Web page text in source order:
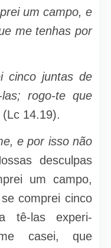
um campo, e
me tenhas por
cinco juntas de
rogo-te que
(Lc 14.19).
e por isso não
desculpas
um campo,
comprei cinco
tê-las experi­
casei, que